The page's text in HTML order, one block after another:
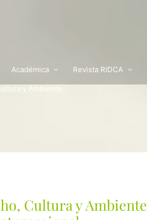
Académica Revista RIDCA
y Ambiente
Cultura y Ambiente